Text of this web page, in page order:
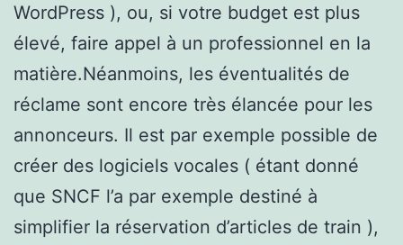
WordPress ), ou, si votre budget est plus
élevé, faire appel à un professionnel en la
matière.Néanmoins, les éventualités de
réclame sont encore très élancée pour les
annonceurs. Il est par exemple possible de
créer des logiciels vocales ( étant donné
que SNCF l’a par exemple destiné à
simplifier la réservation d’articles de train ),